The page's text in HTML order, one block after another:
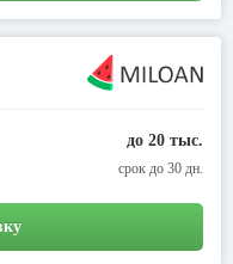
до 20 тыс.
срок до 30 дн.